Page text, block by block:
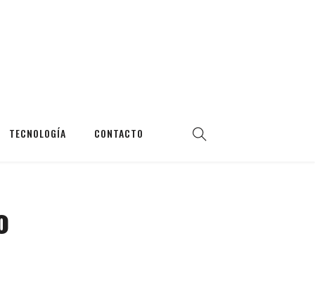
TECNOLOGÍA CONTACTO